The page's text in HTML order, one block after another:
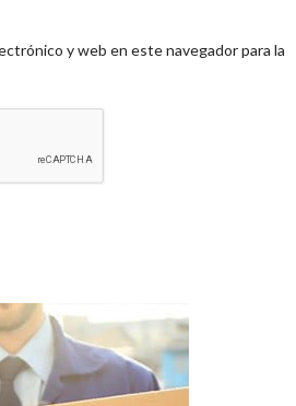
y web en este navegador para la